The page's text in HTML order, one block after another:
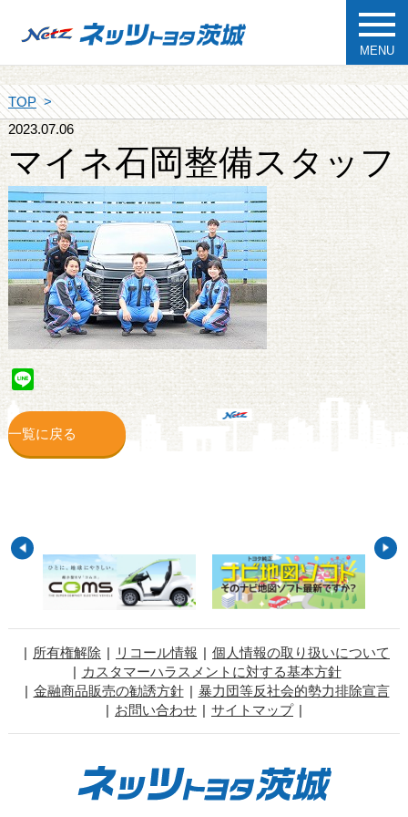
MENU
TOP
2023.07.06
マイネ石岡整備スタッフ
Line
一覧に戻る
所有権解除 リコール情報
個人情報の取り扱いについて
カスタマーハラスメントに対する基本方針
金融商品販売の勧誘方針
暴力団等反社会的勢力排除宣言
お問い合わせ
サイトマップ